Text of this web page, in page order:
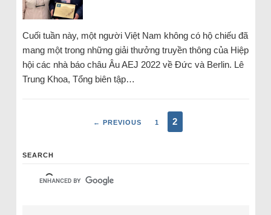
Cuối tuần này, một người Việt Nam không có hộ chiếu đã
mang một trong những giải thưởng truyền thông của Hiệp
hội các nhà báo châu Âu AEJ 2022 về Đức và Berlin. Lê
Trung Khoa, Tổng biên tập…
← PREVIOUS 1 2
SEARCH